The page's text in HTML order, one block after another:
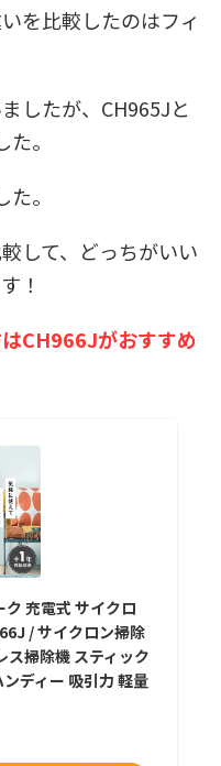
を比較したのはフィ
したが、CH965Jと
。
。
して、どっちがいい
！
CH966Jがおすすめ
充電式 サイクロ
/ サイクロン掃除
ス掃除機 スティック
ディー 吸引力 軽量